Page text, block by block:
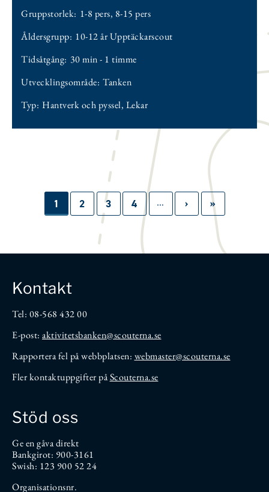
Gruppstorlek: 1-8 pers, 8-15 pers
Åldersgrupp: 10-12 år Upptäckarscout
Tidsåtgång: 30 min - 1 timme
Utvecklingsområde: Tanken
Typ: Hantverk och pyssel, Lekar
Paginering
Sida
1 Sida
2 Sida
3 Sida
4 …
Nästa
sida
›
Sista
sidan
»
Kontakt
Tel: 08-568 432 00
E-post: aktivitetsbanken@scouterna.se
Rapportera fel på webbplatsen: webmaster@scouterna.se
Fler kontaktuppgifter påScouterna.se
Stöd oss
Ge en gåva direkt
Bankgirot: 900-3161
Swish: 123 900 52 24
Organisationsnr.